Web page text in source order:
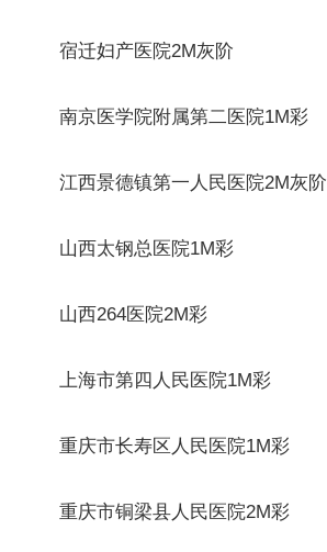
宿迁妇产医院2M灰阶
南京医学院附属第二医院1M彩
江西景德镇第一人民医院2M灰阶
山西太钢总医院1M彩
山西264医院2M彩
上海市第四人民医院1M彩
重庆市长寿区人民医院1M彩
重庆市铜梁县人民医院2M彩